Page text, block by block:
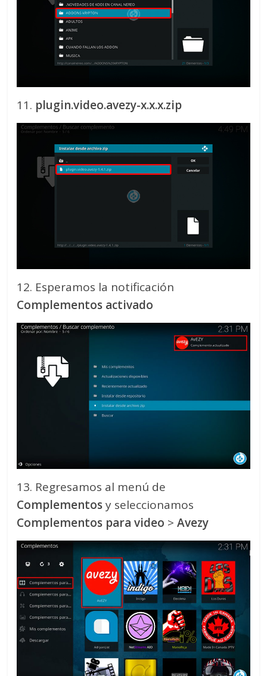
11. plugin.video.avezy-x.x.x.zip
12. Esperamos la notificación
Complementos activado
13. Regresamos al menú de
Complementosy seleccionamos
Complementos para video > Avezy